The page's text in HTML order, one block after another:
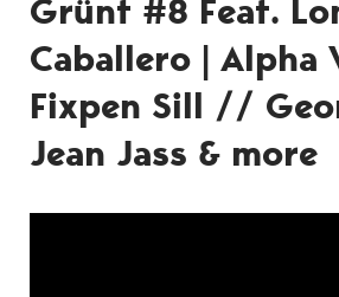
Grünt #8 Feat.
Caballero | Alpha
Fixpen Sill //
Jean Jass & more